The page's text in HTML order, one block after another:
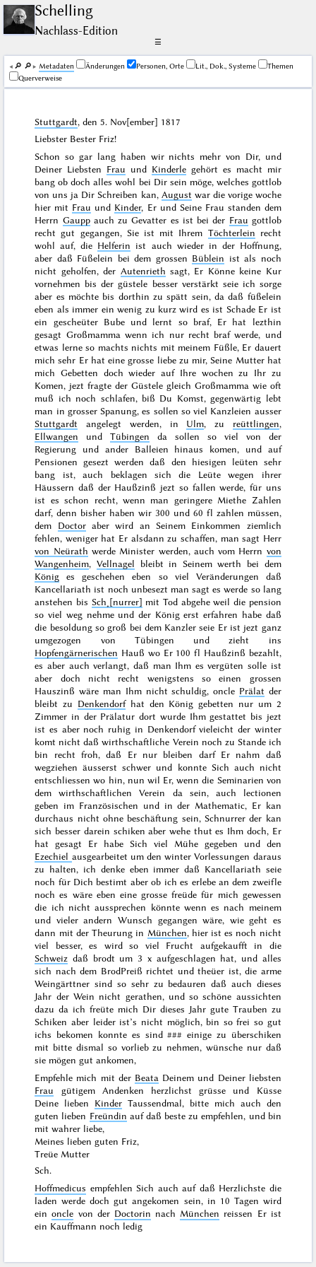
Schelling
Nachlass-Edition
☰
🔎︎ 🔎︎ Me­ta­da­ten Änderungen Personen, Orte Lit., Dok., Systeme
Themen
Querverweise
Stuttgardt, den5. Nov[ember] 1817
Liebster Bester Friz!
Schon so gar lang haben wir nichts mehr von Dir, und
Deiner Liebsten Frau und Kinderle gehört es macht mir
bang ob doch alles wohl bei Dir sein möge, welches gottlob
von uns ja Dir Schreiben kan, August war die vorige woche
hier mit Frau und Kinder, Er und Seine Frau standen dem
Herrn Gauppauch zu Gevatter es ist bei der Frau gottlob
recht gut gegangen, Sie ist mit Ihrem Töchterlein recht
wohl auf, die Helferin ist auch wieder in der Hoffnung,
aber daß Füßelein bei dem grossen Büblein ist als noch
nicht geholfen, der Autenrieth sagt, Er Könne keine Kur
vornehmen bis der güstele besser verstärkt seie ich sorge
aber es möchte bis dorthin zu spätt sein, da daß füßelein
eben als immer ein wenig zu kurz wird es ist Schade Er ist
ein gescheüter Bube und lernt so braf, Er hat lezthin
gesagt Großmamma wenn ich nur recht braf werde, und
etwas lerne so machts nichts mit meinem Füßle, Er dauert
mich sehr Er hat eine grosse liebe zu mir, Seine Mutter hat
mich Gebetten doch wieder auf Ihre wochen zu Ihr zu
Komen, jezt fragte der Güstele gleich Großmamma wie oft
muß ich noch schlafen, biß Du Komst, gegenwärtig lebt
man in grosser Spanung, es sollen so viel Kanzleien ausser
Stuttgardt
angelegt werden, in Ulm, zu reüttlingen,
Ellwangen undTübingen da sollen so viel von der
Regierung und ander Balleien hinaus komen, und auf
Pensionen gesezt werden daß den hiesigen leüten sehr
bang ist, auch beklagen sich die Leüte wegen ihrer
Häussern daß der Haußzinß jezt so fallen werde, für uns
ist es schon recht, wenn man geringere Miethe Zahlen
darf, denn bisher haben wir 300 und 60 fl zahlen müssen,
dem Doctoraber wird an Seinem Einkommen ziemlich
fehlen, weniger hat Er alsdann zu schaffen, man sagt Herr
von Neürath werde Minister werden, auch vom Herrn von
Wangenheim, Vellnagel bleibt in Seinem werth bei dem
König es geschehen eben so viel Veränderungen daß
Kancellariath ist noch unbesezt man sagt es werde so lang
anstehen bis Sch˖[nurrer] mit Tod abgehe weil die pension
so viel weg nehme und der König erst erfahren habe daß
die besoldung so groß bei dem Kanzler seie Er ist jezt ganz
umgezogen von Tübingen und zieht ins
Hopfengärnerischen Hauß wo Er 100 fl Haußzinß bezahlt,
es aber auch verlangt, daß man Ihm es vergüten solle ist
aber doch nicht recht wenigstens so einen grossen
Hauszinß wäre man Ihm nicht schuldig, oncle Prälat der
bleibt zu Denkendorfhat den König gebetten nur um 2
Zimmer in der Prälatur dort wurde Ihm gestattet bis jezt
ist es aber noch ruhig in Denkendorf vieleicht der winter
komt nicht daß wirthschaftliche Verein noch zu Stande ich
bin recht froh, daß Er nur bleiben darf Er nahm daß
wegziehen äusserst schwer und konnte Sich auch nicht
entschliessen wo hin, nun wil Er, wenn die Seminarien von
dem wirthschaftlichen Verein da sein, auch lectionen
geben im Französischen und in der Mathematic, Er kan
durchaus nicht ohne beschäftung sein, Schnurrer der kan
sich besser darein schiken aber wehe thut es Ihm doch, Er
hat gesagt Er habe Sich viel Mühe gegeben und den
Ezechiel ausgearbeitet um den winter Vorlessungen daraus
zu halten, ich denke eben immer daß Kancellariath seie
noch für Dich bestimt aber ob ich es erlebe an dem zweifle
noch es wäre eben eine grosse freüde für mich gewessen
die ich nicht aussprechen könnte wenn es nach meinem
und vieler andern Wunsch gegangen wäre, wie geht es
dann mit der Theurung in München, hier ist es noch nicht
viel besser, es wird so viel Frucht aufgekaufft in die
Schweiz daß brodt um 3 x aufgeschlagen hat, und alles
sich nach dem BrodPreiß richtet und theüer ist, die arme
Weingärttner sind so sehr zu bedauren daß auch dieses
Jahr der Wein nicht gerathen, und so schöne aussichten
dazu da ich freüte mich Dir dieses Jahr gute Trauben zu
Schiken aber leider ist’s nicht möglich, bin so frei so gut
ichs bekomen konnte es sind### einige zu überschiken
mit bitte dismal so vorlieb zu nehmen, wünsche nur daß
sie mögen gut ankomen,
Empfehle mich mit der Beata Deinem und Deiner liebsten
Frau gütigem Andenken herzlichst grüsse und Küsse
Deine lieben Kinder Taussendmal, bitte mich auch den
guten lieben Freündin auf daß beste zu empfehlen, und bin
mit wahrer liebe,
Meines lieben guten Friz,
Treüe Mutter
Sch.
Hoffmedicus empfehlen Sich auch auf daß Herzlichste die
laden werde doch gut angekomen sein, in 10 Tagen wird
einoncle von der Doctorin nach München reissen Er ist
ein Kauffmann noch ledig